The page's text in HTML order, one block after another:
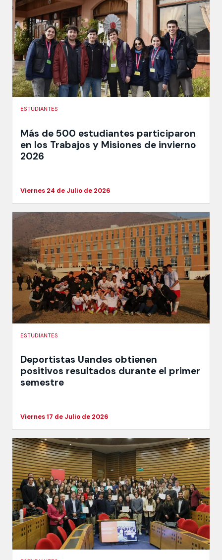
ESTUDIANTES
Más de 500 estudiantes participaron
en los Trabajos y Misiones de invierno
2026
Viernes 24 de Julio de 2026
ESTUDIANTES
Deportistas Uandes obtienen
positivos resultados durante el primer
semestre
Viernes 17 de Julio de 2026